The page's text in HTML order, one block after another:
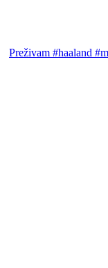
Preživam #haaland